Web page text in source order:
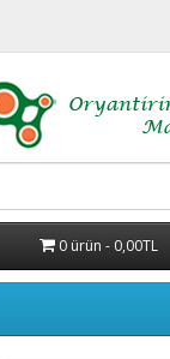
0 ürün - 0,00TL